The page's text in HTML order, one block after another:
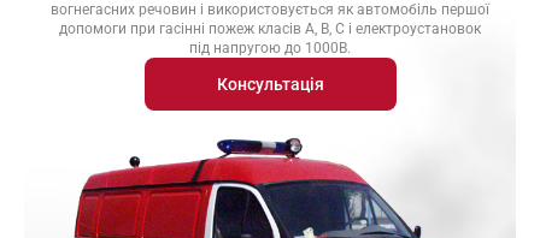
вогнегасних речовин і використовується як автомобіль першої
допомоги при гасінні пожеж класів А, В, С і електроустановок
під напругою до 1000В.
Консультація